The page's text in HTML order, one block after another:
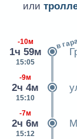
или
-10м
1ч 59м
15:05
в
-9м
2ч 4м
15:10
-7м
2ч 6м
15:12